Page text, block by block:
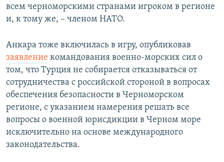
всем черноморскими странами игроком в регионе
и, к тому же, – членом НАТО.
Анкара тоже включилась в игру, опубликовав
заявление командования военно-морских сил о
том, что Турция не собирается отказываться от
сотрудничества с российской стороной в вопросах
обеспечения безопасности в Черноморском
регионе, с указанием намерения решать все
вопросы о военной юрисдикции в Черном море
исключительно на основе международного
законодательства.